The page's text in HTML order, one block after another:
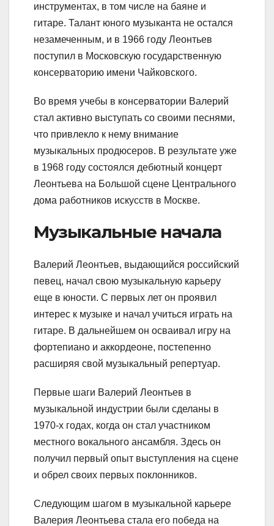
инструментах, в том числе на баяне и
гитаре. Талант юного музыканта не остался
незамеченным, и в 1966 году Леонтьев
поступил в Московскую государственную
консерваторию имени Чайковского.
Во время учебы в консерватории Валерий
стал активно выступать со своими песнями,
что привлекло к нему внимание
музыкальных продюсеров. В результате уже
в 1968 году состоялся дебютный концерт
Леонтьева на Большой сцене Центрального
дома работников искусств в Москве.
Музыкальные начала
Валерий Леонтьев, выдающийся российский
певец, начал свою музыкальную карьеру
еще в юности. С первых лет он проявил
интерес к музыке и начал учиться играть на
гитаре. В дальнейшем он осваивал игру на
фортепиано и аккордеоне, постепенно
расширяя свой музыкальный репертуар.
Первые шаги Валерий Леонтьев в
музыкальной индустрии были сделаны в
1970-х годах, когда он стал участником
местного вокального ансамбля. Здесь он
получил первый опыт выступления на сцене
и обрел своих первых поклонников.
Следующим шагом в музыкальной карьере
Валерия Леонтьева стала его победа на